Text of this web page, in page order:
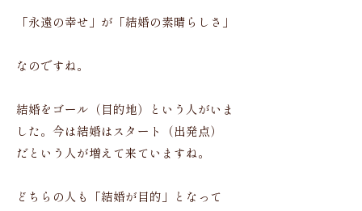
「永遠の幸せ」が「結婚の素晴らしさ」
なのですね。
結婚をゴール（目的地）という人がいま
した。今は結婚はスタート（出発点）
だという人が増えて来ていますね。
どちらの人も「結婚が目的」となって